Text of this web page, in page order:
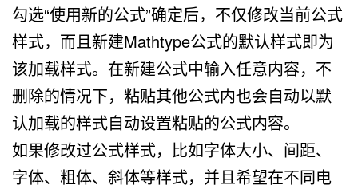
勾选“使用新的公式”确定后，不仅修改当前公式
样式，而且新建Mathtype公式的默认样式即为
该加载样式。在新建公式中输入任意内容，不
删除的情况下，粘贴其他公式内也会自动以默
认加载的样式自动设置粘贴的公式内容。
如果修改过公式样式，比如字体大小、间距、
字体、粗体、斜体等样式，并且希望在不同电